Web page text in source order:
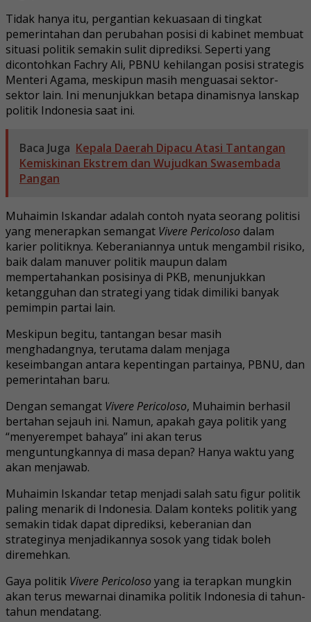
Tidak hanya itu, pergantian kekuasaan di tingkat
pemerintahan dan perubahan posisi di kabinet membuat
situasi politik semakin sulit diprediksi. Seperti yang
dicontohkan Fachry Ali, PBNU kehilangan posisi strategis
Menteri Agama, meskipun masih menguasai sektor-
sektor lain. Ini menunjukkan betapa dinamisnya lanskap
politik Indonesia saat ini.
Baca Juga Kepala Daerah Dipacu Atasi Tantangan
Kemiskinan Ekstrem dan Wujudkan Swasembada
Pangan
Muhaimin Iskandar adalah contoh nyata seorang politisi
yang menerapkan semangat Vivere Pericoloso dalam
karier politiknya. Keberaniannya untuk mengambil risiko,
baik dalam manuver politik maupun dalam
mempertahankan posisinya di PKB, menunjukkan
ketangguhan dan strategi yang tidak dimiliki banyak
pemimpin partai lain.
Meskipun begitu, tantangan besar masih
menghadangnya, terutama dalam menjaga
keseimbangan antara kepentingan partainya, PBNU, dan
pemerintahan baru.
Dengan semangat Vivere Pericoloso, Muhaimin berhasil
bertahan sejauh ini. Namun, apakah gaya politik yang
“menyerempet bahaya” ini akan terus
menguntungkannya di masa depan? Hanya waktu yang
akan menjawab.
Muhaimin Iskandar tetap menjadi salah satu figur politik
paling menarik di Indonesia. Dalam konteks politik yang
semakin tidak dapat diprediksi, keberanian dan
strateginya menjadikannya sosok yang tidak boleh
diremehkan.
Gaya politik Vivere Pericoloso yang ia terapkan mungkin
akan terus mewarnai dinamika politik Indonesia di tahun-
tahun mendatang.